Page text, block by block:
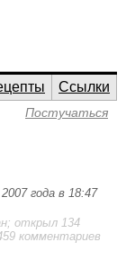
Ссылки
Постучаться
года в 18:47
открыл 134
комментариев